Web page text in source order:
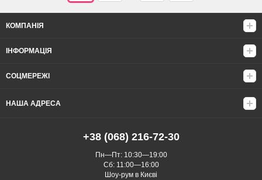
КОМПАНІЯ
ІНФОРМАЦІЯ
СОЦМЕРЕЖІ
НАША АДРЕСА
+38 (068) 216-72-30
Пн—Пт: 10:30—19:00
Сб: 11:00—16:00
Шоу-рум в Києві